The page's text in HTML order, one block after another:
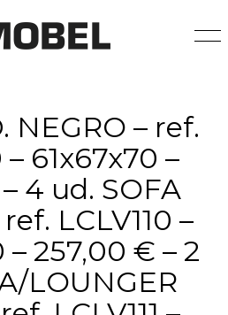
NEGRO – ref.
– 61x67x70 –
4 ud. SOFA
LCLV110 –
– 257,00 € – 2
LOUNGER